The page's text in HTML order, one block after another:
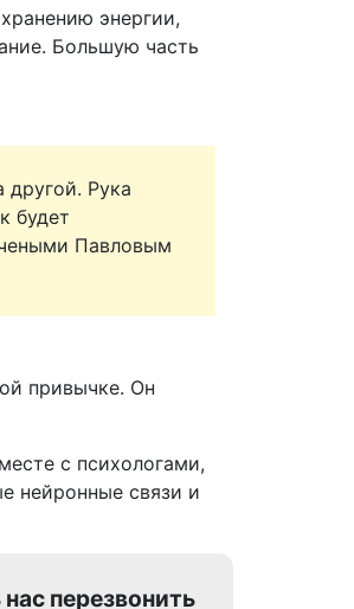
энергии,
Большую часть
другой. Рука
будет
Павловым
привычке. Он
с психологами,
нейронные связи и
перезвонить